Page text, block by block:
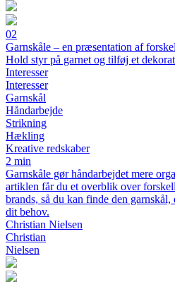
02
Garnskåle – en præsentation af
Hold styr på garnet og tilføj et
Interesser
Interesser
Garnskål
Håndarbejde
Strikning
Hækling
Kreative redskaber
2 min
Garnskåle gør håndarbejdet mere
artiklen får du et overblik over
brands, så du kan finde den
dit behov.
Christian Nielsen
Christian
Nielsen